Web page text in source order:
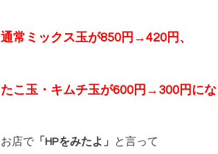
通常ミックス玉が850円→420円、
たこ玉・キムチ玉が600円→300円にな
お店で 「HPをみたよ」 と言って